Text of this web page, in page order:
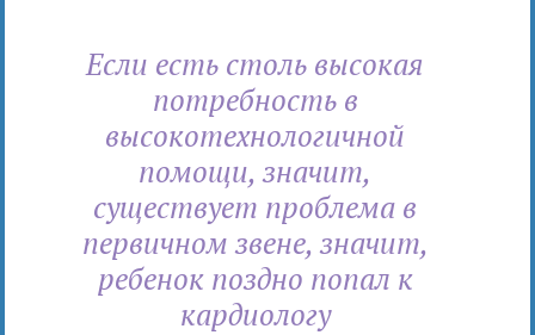
Если есть столь высокая
потребность в
высокотехнологичной
помощи, значит,
существует проблема в
первичном звене, значит,
ребенок поздно попал к
кардиологу